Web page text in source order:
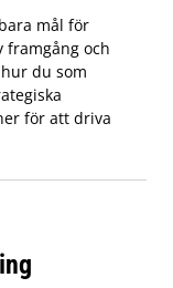
mål för
framgång och
du som
för att driva